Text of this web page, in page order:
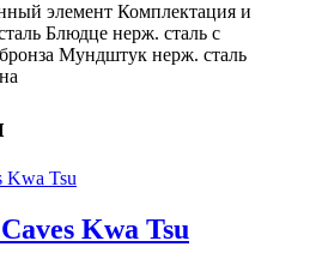
элемент Комплектация и
Блюдце нерж. сталь с
Мундштук нерж. сталь
Kwa Tsu